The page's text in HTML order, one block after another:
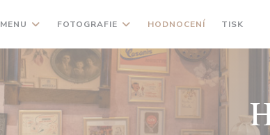
MENU FOTOGRAFIE HODNOCENÍ TISK